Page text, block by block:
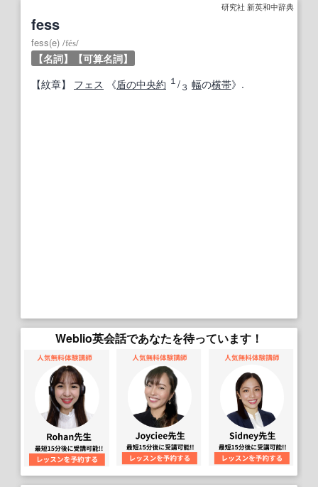
研究社 新英和中辞典
fess
fess(e) /fés/
【名詞】
【可算名詞】
【紋章】 フェス 《盾の中央約 １/３ 幅の横帯》.
Weblio英会話であなたを待っています！